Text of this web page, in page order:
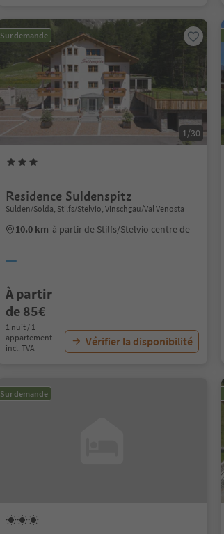
Sur demande
1/30
Residence Suldenspitz
Sulden/Solda, Stilfs/Stelvio, Vinschgau/Val Venosta
10.0 km à partir de Stilfs/Stelvio centre de
À partir
de 85€
1 nuit / 1
appartement
incl. TVA
Vérifier la disponibilité
Sur demande